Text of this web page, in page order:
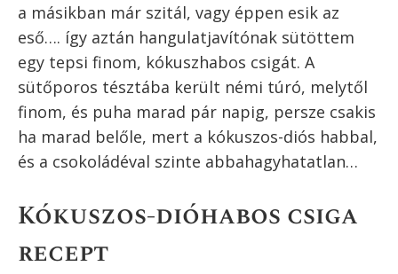
a másikban már szitál, vagy éppen esik az
eső…. így aztán hangulatjavítónak sütöttem
egy tepsi finom, kókuszhabos csigát. A
sütőporos tésztába került némi túró, melytől
finom, és puha marad pár napig, persze csakis
ha marad belőle, mert a kókuszos-diós habbal,
és a csokoládéval szinte abbahagyhatatlan…
Kókuszos-dióhabos csiga
recept